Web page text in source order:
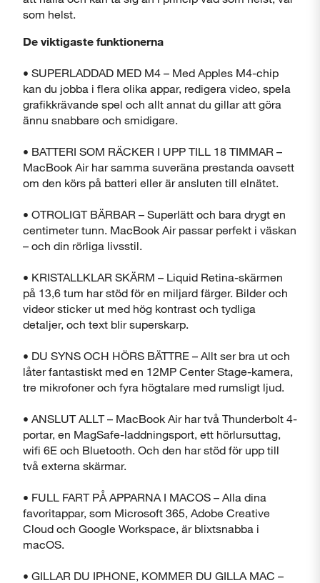
som helst.
De viktigaste funktionerna
• SUPERLADDAD MED M4 – Med Apples M4-chip
kan du jobba i flera olika appar, redigera video, spela
grafikkrävande spel och allt annat du gillar att göra
ännu snabbare och smidigare.
• BATTERI SOM RÄCKER I UPP TILL 18 TIMMAR –
MacBook Air har samma suveräna prestanda oavsett
om den körs på batteri eller är ansluten till elnätet.
• OTROLIGT BÄRBAR – Superlätt och bara drygt en
centimeter tunn. MacBook Air passar perfekt i väskan
– och din rörliga livsstil.
• KRISTALLKLAR SKÄRM – Liquid Retina-skärmen
på 13,6 tum har stöd för en miljard färger. Bilder och
videor sticker ut med hög kontrast och tydliga
detaljer, och text blir superskarp.
• DU SYNS OCH HÖRS BÄTTRE – Allt ser bra ut och
låter fantastiskt med en 12MP Center Stage-kamera,
tre mikrofoner och fyra högtalare med rumsligt ljud.
• ANSLUT ALLT – MacBook Air har två Thunderbolt 4-
portar, en MagSafe-laddningsport, ett hörlursuttag,
wifi 6E och Bluetooth. Och den har stöd för upp till
två externa skärmar.
• FULL FART PÅ APPARNA I MACOS – Alla dina
favoritappar, som Microsoft 365, Adobe Creative
Cloud och Google Workspace, är blixtsnabba i
macOS.
• GILLAR DU IPHONE, KOMMER DU GILLA MAC –